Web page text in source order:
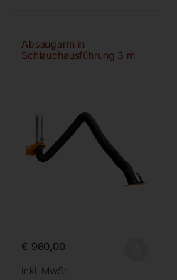
Absaugarm in
Schlauchausführung 3 m
€ 960,00
inkl. MwSt.